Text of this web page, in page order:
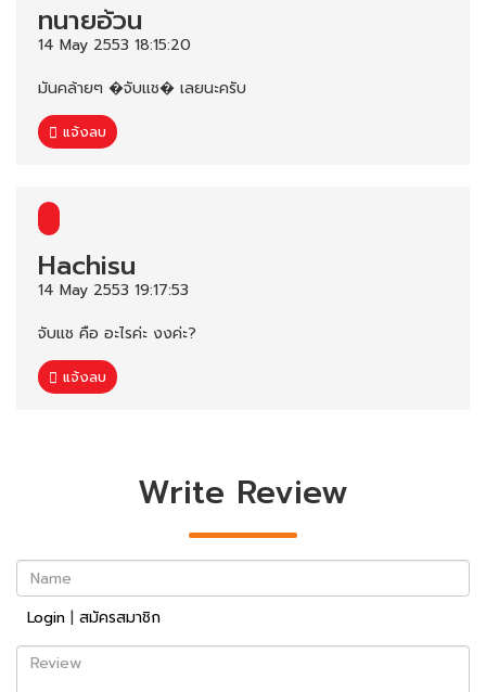
ทนายอ้วน
14 May 2553 18:15:20
มันคล้ายๆ �จับแช� เลยนะครับ
แจ้งลบ
Hachisu
14 May 2553 19:17:53
จับแช คือ อะไรค่ะ งงค่ะ?
แจ้งลบ
Write Review
Name
Login | สมัครสมาชิก
Review